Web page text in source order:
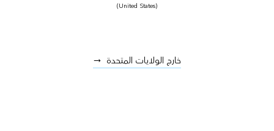
(United States)
خارج الولايات المتحدة